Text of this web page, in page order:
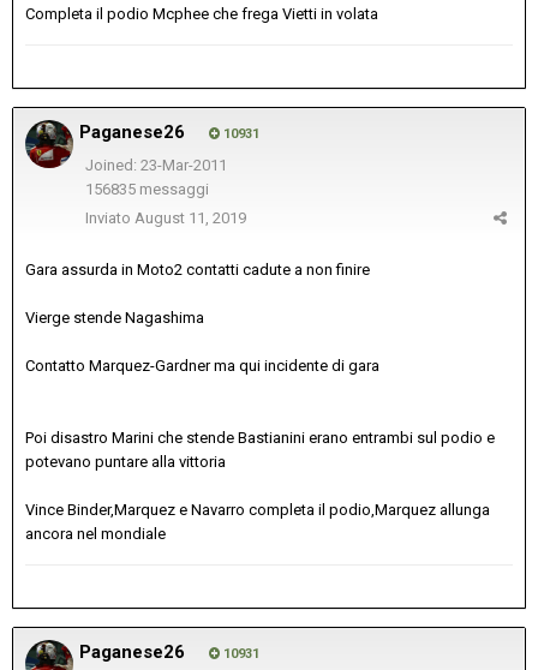
Completa il podio Mcphee che frega Vietti in volata
Paganese26 10931
Joined: 23-Mar-2011
156835 messaggi
Inviato August 11, 2019
Gara assurda in Moto2 contatti cadute a non finire
Vierge stende Nagashima
Contatto Marquez-Gardner ma qui incidente di gara
Poi disastro Marini che stende Bastianini erano entrambi sul podio e
potevano puntare alla vittoria
Vince Binder,Marquez e Navarro completa il podio,Marquez allunga
ancora nel mondiale
Paganese26 10931